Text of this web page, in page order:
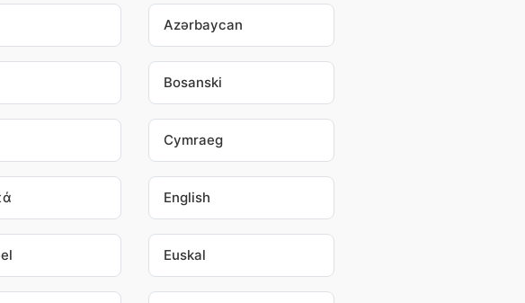
Azərbaycan
Bosanski
Cymraeg
English
Euskal